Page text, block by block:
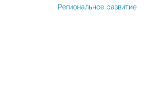
Региональное развитие